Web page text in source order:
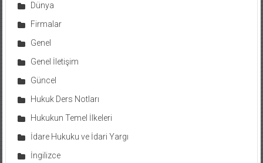
Dünya
Firmalar
Genel
Genel İletişim
Güncel
Hukuk Ders Notları
Hukukun Temel İlkeleri
İdare Hukuku ve İdari Yargı
İngilizce